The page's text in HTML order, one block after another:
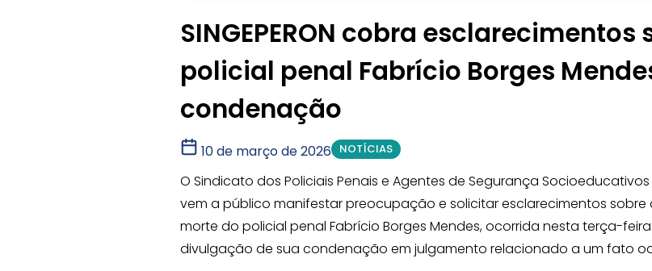
SINGEPERON cobra
policial penal Fabrício Borges
condenação
10 de março de 2026 NOTÍCIAS
O Sindicato dos Policiais Penais e Agentes de Segurança Socioeducativos
vem a público manifestar preocupação e solicitar esclarecimentos
morte do policial penal Fabrício Borges Mendes, ocorrida nesta terça-
divulgação de sua condenação em julgamento relacionado a um fato